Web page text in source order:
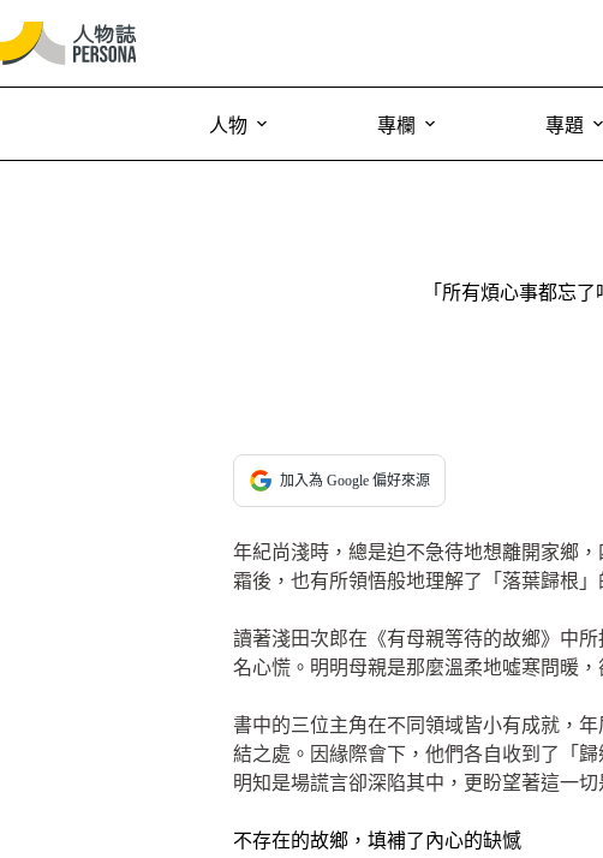
人物 專欄 專題
「所有煩心事都忘
加入為 Google 偏好來源
年紀尚淺時，總是迫不急待地想離開家鄉
霜後，也有所領悟般地理解了「落葉歸根」
讀著淺田次郎在《有母親等待的故鄉》中
名心慌。明明母親是那麼溫柔地噓寒問暖
書中的三位主角在不同領域皆小有成就，
結之處。因緣際會下，他們各自收到了「
明知是場謊言卻深陷其中，更盼望著這一切
不存在的故鄉，填補了內心的缺憾